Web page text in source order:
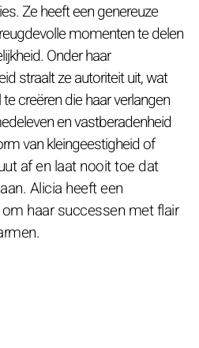
Ze heeft een genereuze
momenten te delen
Onder haar
straalt ze autoriteit uit, wat
creëren die haar verlangen
en vastberadenheid
van kleingeestigheid of
af en laat nooit toe dat
Alicia heeft een
haar successen met flair